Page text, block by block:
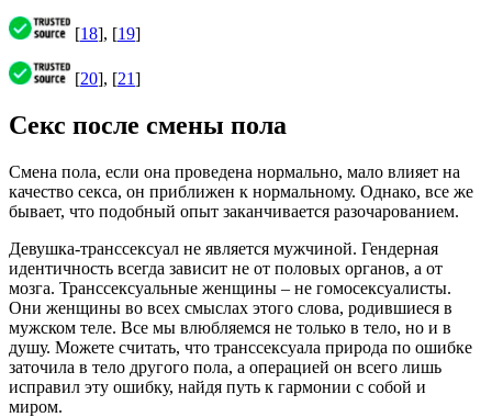
[18], [19]
[20], [21]
Секс после смены пола
Смена пола, если она проведена нормально, мало влияет на
качество секса, он приближен к нормальному. Однако, все же
бывает, что подобный опыт заканчивается разочарованием.
Девушка-транссексуал не является мужчиной. Гендерная
идентичность всегда зависит не от половых органов, а от
мозга. Транссексуальные женщины – не гомосексуалисты.
Они женщины во всех смыслах этого слова, родившиеся в
мужском теле. Все мы влюбляемся не только в тело, но и в
душу. Можете считать, что транссексуала природа по ошибке
заточила в тело другого пола, а операцией он всего лишь
исправил эту ошибку, найдя путь к гармонии с собой и
миром.